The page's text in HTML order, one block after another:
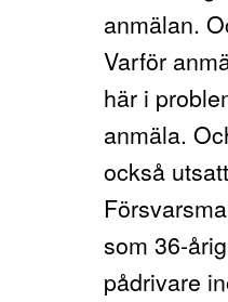
anmälan.
Varför
här i
anmäla.
också
som 36-
pådrivare